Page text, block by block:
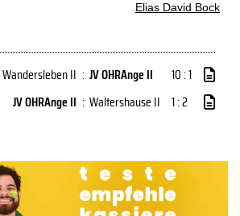
Elias David Bock
Wandersleben II : JV OHRAnge II
10 : 1
JV OHRAnge II : Waltershause II 1 : 2